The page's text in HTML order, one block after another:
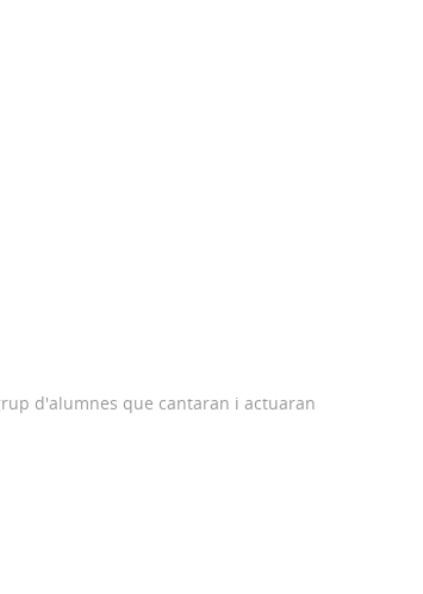
d'alumnes que cantaran i actuaran